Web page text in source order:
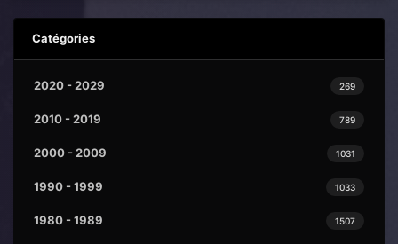
Catégories
269
2020 - 2029
789
2010 - 2019
1031
2000 - 2009
1033
1990 - 1999
1507
1980 - 1989